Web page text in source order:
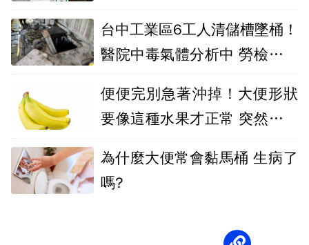
台中工業區6工人清儲槽墜桶！
醫院中毒氣體分析中 勞檢處開
便便完別急著沖掉！大便形狀
要像這種水果才正常 突然變細
為什麼大便常會黏馬桶 生病了
嗎?